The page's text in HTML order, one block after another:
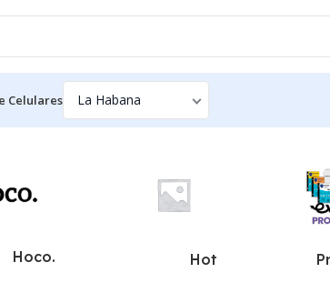
Celulares
Hoco. Hot